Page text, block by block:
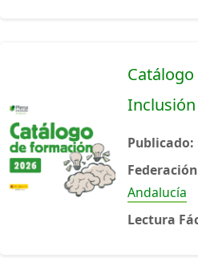
Publicado:
Federación
Andalucía
Lectura